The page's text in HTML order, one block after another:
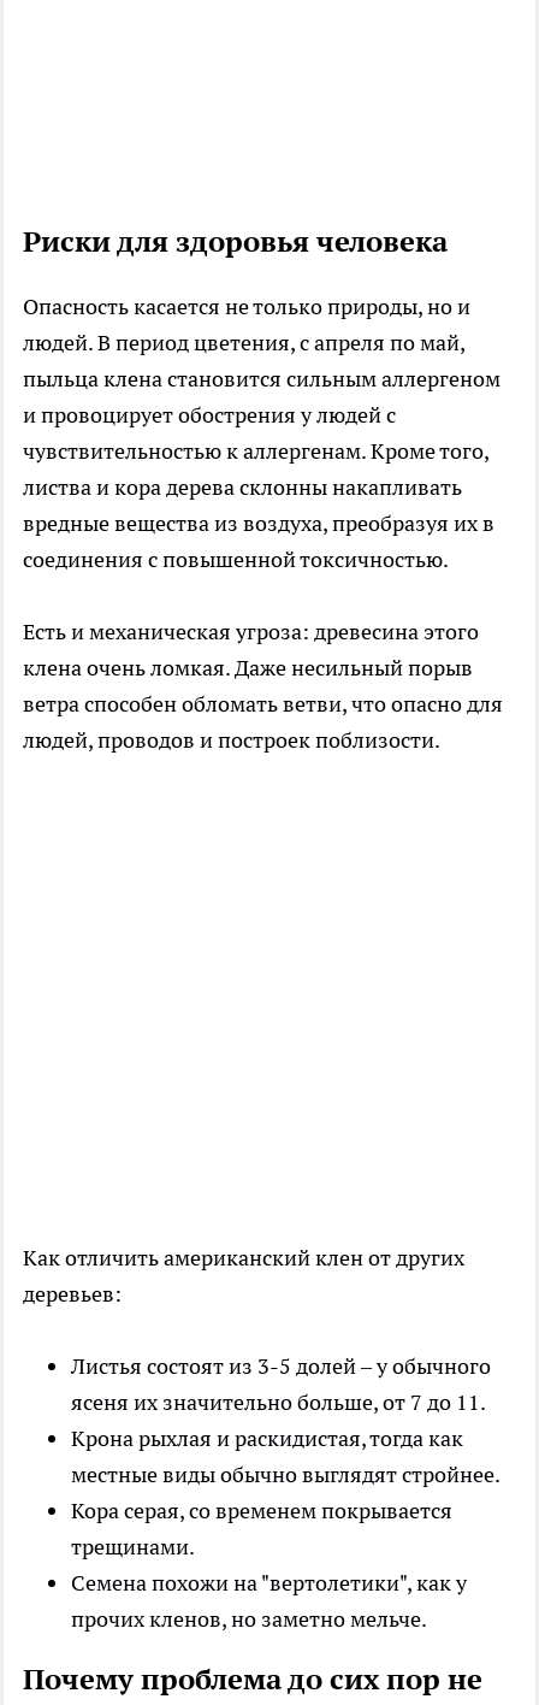
Риски для здоровья человека
Опасность касается не только природы, но и
людей. В период цветения, с апреля по май,
пыльца клена становится сильным аллергеном
и провоцирует обострения у людей с
чувствительностью к аллергенам. Кроме того,
листва и кора дерева склонны накапливать
вредные вещества из воздуха, преобразуя их в
соединения с повышенной токсичностью.
Есть и механическая угроза: древесина этого
клена очень ломкая. Даже несильный порыв
ветра способен обломать ветви, что опасно для
людей, проводов и построек поблизости.
Как отличить американский клен от других
деревьев:
Листья состоят из 3-5 долей – у обычного
ясеня их значительно больше, от 7 до 11.
Крона рыхлая и раскидистая, тогда как
местные виды обычно выглядят стройнее.
Кора серая, со временем покрывается
трещинами.
Семена похожи на "вертолетики", как у
прочих кленов, но заметно мельче.
Почему проблема до сих пор не